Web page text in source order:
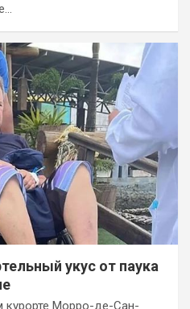
укус от паука
курорте Морро-де-Сан-